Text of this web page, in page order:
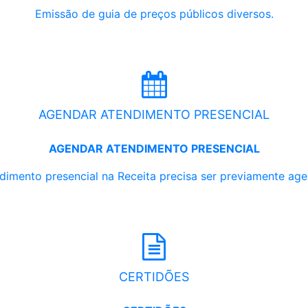
Emissão de guia de preços públicos diversos.
AGENDAR ATENDIMENTO PRESENCIAL
AGENDAR ATENDIMENTO PRESENCIAL
presencial na Receita precisa ser previamente
CERTIDÕES